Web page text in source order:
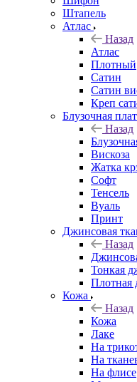
Штапель
Атлас
Назад
Атлас
Плотный
Сатин
Сатин
Креп
Блузочная
Назад
Вискоза
Жатка
Софт
Тенсель
Вуаль
Принт
Джинсовая
Назад
Тонкая
Плотная
Кожа
Назад
Кожа
Лаке
На
На
На флисе